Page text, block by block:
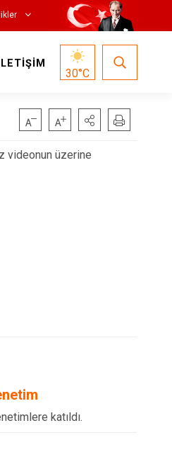
30°C
videonun üzerine
katıldı.